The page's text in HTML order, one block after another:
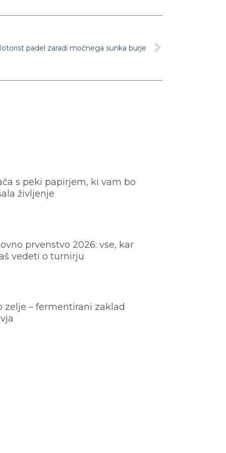
padel zaradi močnega sunka burje
s peki papirjem, ki vam bo
življenje
prvenstvo 2026: vse, kar
vedeti o turnirju
zelje – fermentirani zaklad